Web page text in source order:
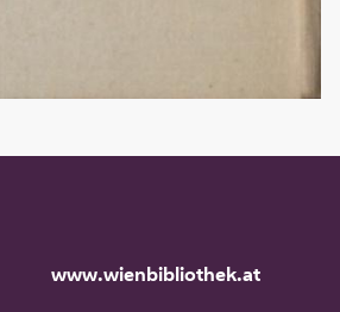
www.wienbibliothek.at